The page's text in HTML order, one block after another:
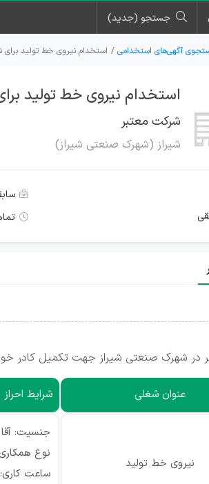
جستجو (جدید)
آگهی‌های استخدامی استخدام نیروی خط تولید
استخدام نیروی خط تولید
شرکت معتبر
شیراز (شهرک صنعتی شیراز)
در شهرک صنعتی شیراز جهت تکمیل کادر
عنوان شغلی شرایط احراز
نیروی خط تولید
جنسیت: آقا
نوع
ساعت